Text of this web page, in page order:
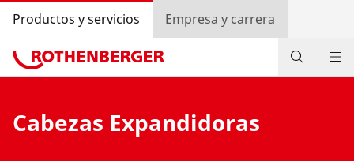
Productos y servicios Empresa y carrera
Servicios y valor añadido
Cabezas Expandidoras